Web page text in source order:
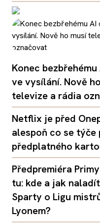
Konec bezbřehému
ve vysílání. Nově
televize a rádia
Netflix je před
alespoň co se týče
předplatného
Předpremiéra
tu: kde a jak
Sparty o Ligu
Lyonem?